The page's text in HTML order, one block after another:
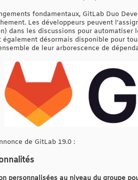
fondamentaux, GitLab Duo
Les développeurs peuvent
dans les discussions pour
également désormais disponible pour
de leur arborescence de
de GitLab 19.0 :